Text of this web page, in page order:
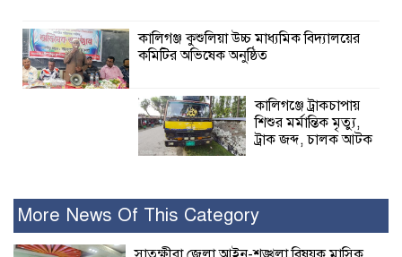
কালিগঞ্জ কুশুলিয়া উচ্চ মাধ্যমিক বিদ্যালয়ের
কমিটির অভিষেক অনুষ্ঠিত
কালিগঞ্জে ট্রাকচাপায়
শিশুর মর্মান্তিক মৃত্যু,
ট্রাক জব্দ, চালক আটক
গণঅভ্যুত্থান দিবসে আলোচনা সভা পুরষ্কার
বিতরণ
More News Of This Category